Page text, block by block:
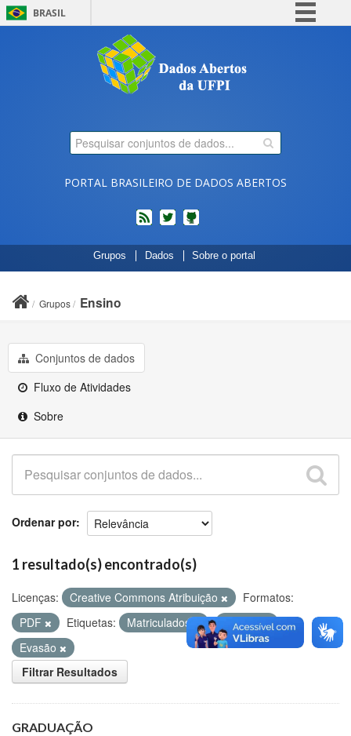
BRASIL
Comunica BR
Participe
Legislação
PORTAL BRASILEIRO DE DADOS ABERTOS
feed twitterCódigos
fonte
de
Grupos Dados Sobre o portal
Grupos Ensino
Conjuntos de dados
Fluxo de Atividades
Sobre
Ordenar por
1 resultado(s) encontrado(s)
Licenças: Creative Commons Atribuição
Formatos:
PDF
Etiquetas: Matriculados
ENADE
Evasão
Filtrar Resultados
GRADUAÇÃO